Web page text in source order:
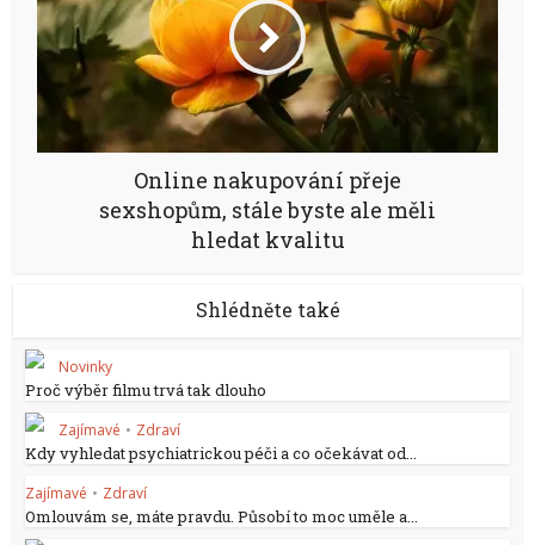
Online nakupování přeje
sexshopům, stále byste ale měli
hledat kvalitu
Shlédněte také
Novinky
Proč výběr filmu trvá tak dlouho
Zajímavé • Zdraví
Kdy vyhledat psychiatrickou péči a co očekávat od...
Zajímavé • Zdraví
Omlouvám se, máte pravdu. Působí to moc uměle a...